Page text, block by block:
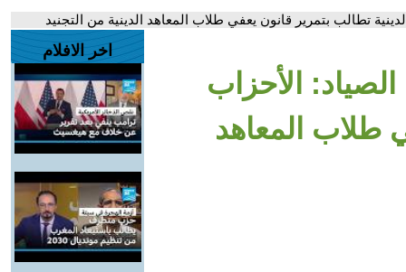
تطالب بتمرير قانون يعفي طلاب المعاهد الدينية من التجنيد
الأحزاب
طلاب المعاهد
اخر الافلام